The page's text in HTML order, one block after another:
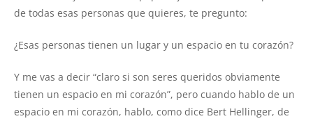
de todas esas personas que quieres, te pregunto:
¿Esas personas tienen un lugar y un espacio en tu corazón?
Y me vas a decir “claro si son seres queridos obviamente
tienen un espacio en mi corazón”, pero cuando hablo de un
espacio en mi corazón, hablo, como dice Bert Hellinger, de